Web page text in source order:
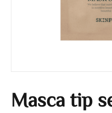
Masca tip